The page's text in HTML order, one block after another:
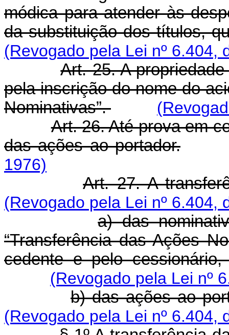
módica para atender às
da substituição dos títulos,
(Revogado pela Lei nº 6.404,
Art. 25. A
pela inscrição do nome do
Nominativas”.
Art. 26. Até prova em
das ações ao portador.
1976)
Art. 27. A
(Revogado pela Lei nº 6.404,
a) das
“Transferência das Ações
cedente e pelo
(Revogado pela Lei nº
b) das ações ao
(Revogado pela Lei nº 6.404,